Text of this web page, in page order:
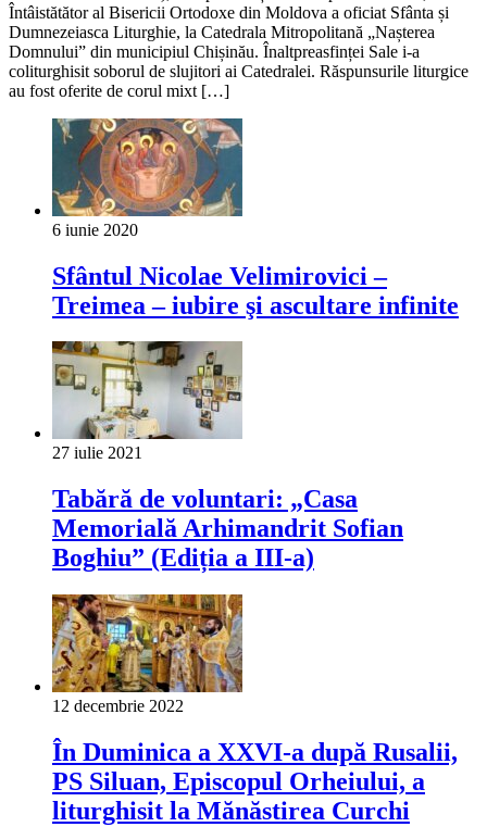
Întâistătător al Bisericii Ortodoxe din Moldova a oficiat Sfânta și
Dumnezeiasca Liturghie, la Catedrala Mitropolitană „Nașterea
Domnului” din municipiul Chișinău. Înaltpreasfinței Sale i-a
coliturghisit soborul de slujitori ai Catedralei. Răspunsurile liturgice
au fost oferite de corul mixt […]
6 iunie 2020
Sfântul Nicolae Velimirovici –
Treimea – iubire şi ascultare infinite
27 iulie 2021
Tabără de voluntari: „Casa
Memorială Arhimandrit Sofian
Boghiu” (Ediția a III-a)
12 decembrie 2022
În Duminica a XXVI-a după Rusalii,
PS Siluan, Episcopul Orheiului, a
liturghisit la Mănăstirea Curchi